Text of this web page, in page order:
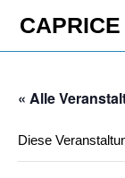
content
CAPRICE
« Alle
Diese